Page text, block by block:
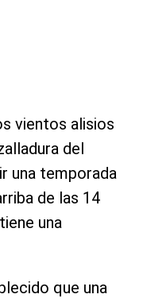
vientos alisios
del
una temporada
de las 14
una
que una